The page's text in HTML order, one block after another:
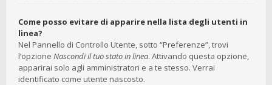
Come posso evitare di apparire nella lista degli utenti in
linea?
Nel Pannello di Controllo Utente, sotto “Preferenze”, trovi
l’opzione Nascondi il tuo stato in linea. Attivando questa opzione,
apparirai solo agli amministratori e a te stesso. Verrai
identificato come utente nascosto.